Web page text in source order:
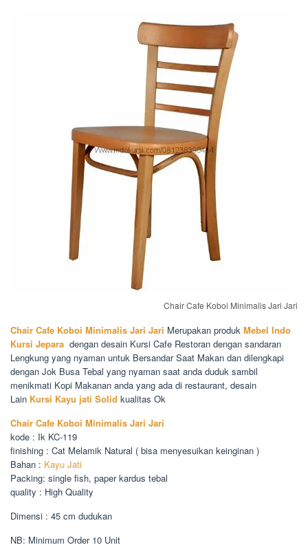
Chair Cafe Koboi Minimalis Jari Jari
Chair Cafe Koboi Minimalis Jari Jari Merupakan produk Mebel Indo
Kursi Jepara dengan desain Kursi Cafe Restoran dengan sandaran
Lengkung yang nyaman untuk Bersandar Saat Makan dan dilengkapi
dengan Jok Busa Tebal yang nyaman saat anda duduk sambil
menikmati Kopi Makanan anda yang ada di restaurant, desain
Lain Kursi Kayu jati Solid kualitas Ok
Chair Cafe Koboi Minimalis Jari Jari
kode : Ik KC-119
finishing : Cat Melamik Natural ( bisa menyesuikan keinginan )
Bahan : Kayu Jati
Packing: single fish, paper kardus tebal
quality : High Quality
Dimensi : 45 cm dudukan
NB: Minimum Order 10 Unit